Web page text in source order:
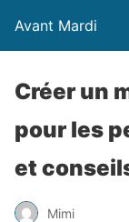
Avant Mardi
Créer un
pour les
et
Mimi